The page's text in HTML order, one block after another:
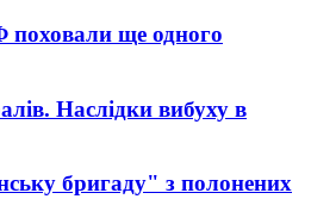
поховали ще одного
Наслідки вибуху в
бригаду" з полонених